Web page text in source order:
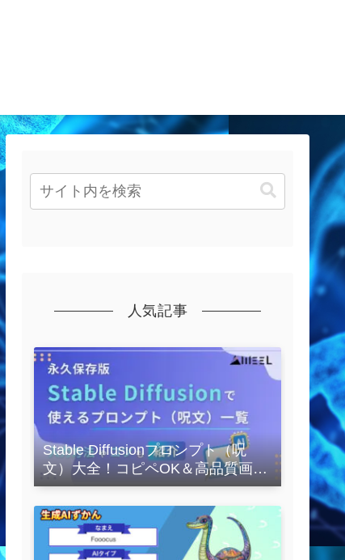
人気記事
Stable Diffusionプロンプト（呪
文）大全！コピペOK＆高品質画像
を作るコツの完全保存版